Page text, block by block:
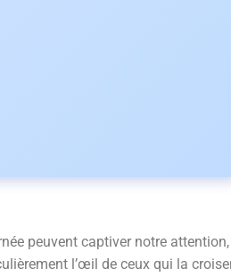
peuvent captiver notre attention,
l’œil de ceux qui la